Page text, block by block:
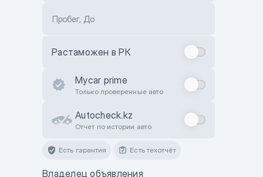
Пробег, До
Растаможен в РК
Mycar prime
Только проверенные авто
Autocheck.kz
Отчет по истории авто
Есть гарантия Есть техотчёт
Владелец объявления